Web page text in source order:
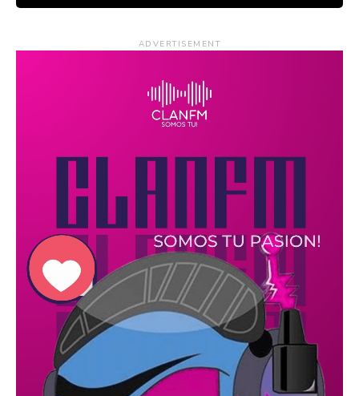
ADVERTISEMENT